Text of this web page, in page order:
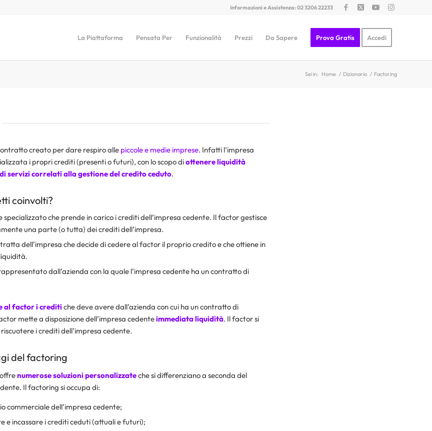
Informazioni e Assistenza: 02 3206 22233
La Piattaforma Pensata Per Funzionalità Prezzi Da Sapere Prova Gratis Accedi
Sei in: Home / Dizionario / Factoring
creato per dare respiro alle piccole e medie imprese. Infatti l’impresa
i propri crediti (presenti o futuri), con lo scopo diottenere liquidità
servizi correlati alla gestione del credito ceduto.
coinvolti?
specializzato che prende in carico i crediti dell’impresa cedente. Il factor gestisce
una parte (o tutta) dei crediti dell’impresa.
dell’impresa che decide di cedere al factor il proprio credito e che ottiene in
dall’azienda con la quale l’impresa cedente ha un contratto di
al factor i creditiche deve avere dall’azienda con cui ha un contratto di
mette a disposizione dell’impresa cedenteimmediata liquidità. Il factor si
riscuotere i crediti dell’impresa cedente.
del factoring
numerose soluzioni personalizzateche si differenziano a seconda del
Il factoring si occupa di:
commerciale dell’impresa cedente;
e incassare i crediti ceduti (attuali e futuri);